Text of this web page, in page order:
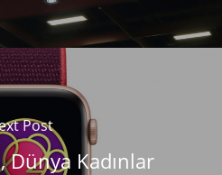
Post
Dünya Kadınlar